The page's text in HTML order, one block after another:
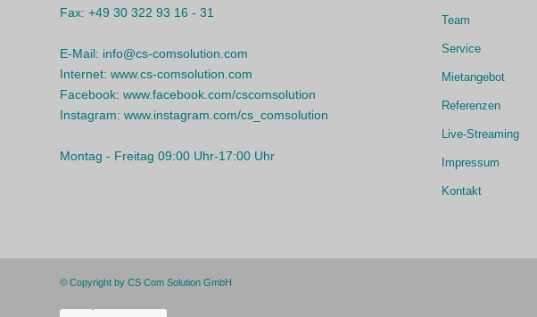
Fax: +49 30 322 93 16 - 31
E-Mail: info@cs-comsolution.com
Internet: www.cs-comsolution.com
Facebook: www.facebook.com/cscomsolution
Instagram: www.instagram.com/cs_comsolution
Montag - Freitag 09:00 Uhr-17:00 Uhr
Team
Service
Mietangebot
Referenzen
Live-Streaming
Impressum
Kontakt
© Copyright by CS Com Solution GmbH